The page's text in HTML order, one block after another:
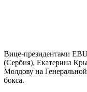
Вице-президентами
(Сербия), Екатерина
Молдову на
бокса.